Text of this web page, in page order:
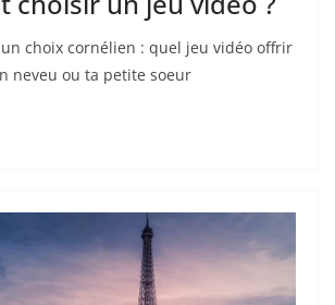
choix cornélien : quel jeu vidéo offrir
neveu ou ta petite soeur